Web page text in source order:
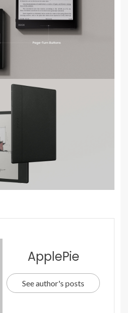
ApplePie
See author's posts